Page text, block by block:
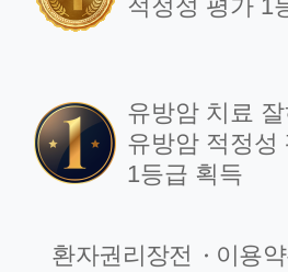
적정성 평가 1
유방암 치료
유방암 적정성
1등급 획득
환자권리장전 이용